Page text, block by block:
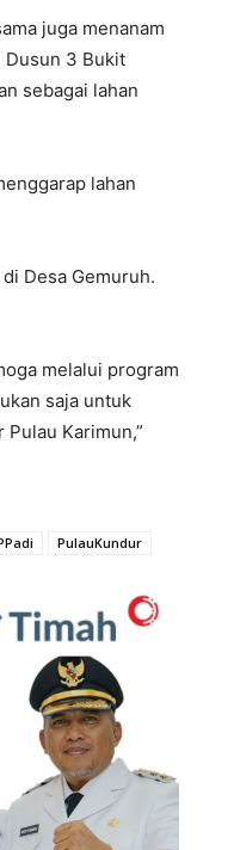
juga menanam
Dusun 3 Bukit
sebagai lahan
lahan
Desa Gemuruh.
melalui program
saja untuk
Karimun,”
PulauKundur